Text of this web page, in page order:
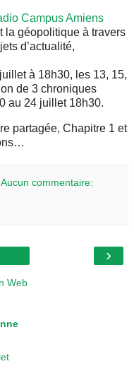
Campus Amiens
la géopolitique à travers
d’actualité,
à 18h30, les 13, 15,
de 3 chroniques
au 24 juillet 18h30.
partagée, Chapitre 1 et
Aucun commentaire:
›
Web